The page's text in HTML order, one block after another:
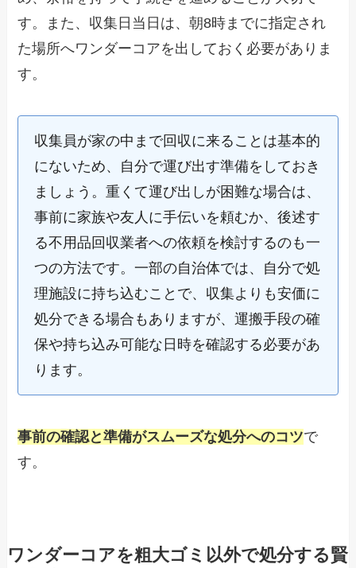
す。また、収集日当日は、朝8時までに指定され
た場所へワンダーコアを出しておく必要がありま
す。
収集員が家の中まで回収に来ることは基本的
にないため、自分で運び出す準備をしておき
ましょう。重くて運び出しが困難な場合は、
事前に家族や友人に手伝いを頼むか、後述す
る不用品回収業者への依頼を検討するのも一
つの方法です。一部の自治体では、自分で処
理施設に持ち込むことで、収集よりも安価に
処分できる場合もありますが、運搬手段の確
保や持ち込み可能な日時を確認する必要があ
ります。
事前の確認と準備がスムーズな処分へのコツで
す。
ワンダーコアを粗大ゴミ以外で処分する賢